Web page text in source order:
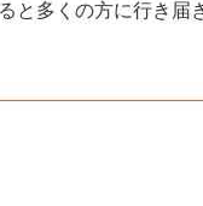
と多くの方に行き届